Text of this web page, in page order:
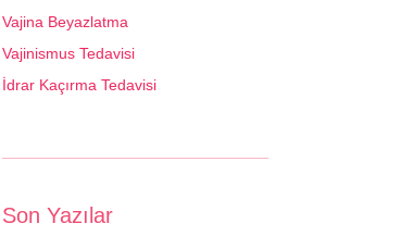
Vajina Beyazlatma
Vajinismus Tedavisi
İdrar Kaçırma Tedavisi
Son Yazılar